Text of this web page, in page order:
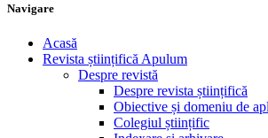
Navigare
Acasă
Revista științifică Apulum
Despre revistă
Despre revista științifică
Obiective și domeniu de
Colegiul științific